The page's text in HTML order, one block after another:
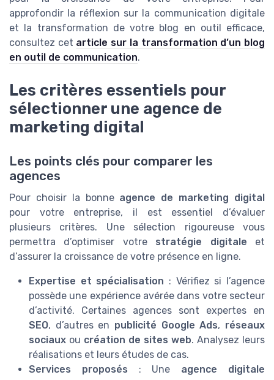
approfondir la réflexion sur la communication digitale
et la transformation de votre blog en outil efficace,
consultez cet article sur la transformation d’un blog
en outil de communication.
Les critères essentiels pour
sélectionner une agence de
marketing digital
Les points clés pour comparer les
agences
Pour choisir la bonne agence de marketing digital
pour votre entreprise, il est essentiel d’évaluer
plusieurs critères. Une sélection rigoureuse vous
permettra d’optimiser votre stratégie digitale et
d’assurer la croissance de votre présence en ligne.
Expertise et spécialisation : Vérifiez si l’agence
possède une expérience avérée dans votre secteur
d’activité. Certaines agences sont expertes en
SEO, d’autres en publicité Google Ads, réseaux
sociaux ou création de sites web. Analysez leurs
réalisations et leurs études de cas.
Services proposés : Une agence digitale